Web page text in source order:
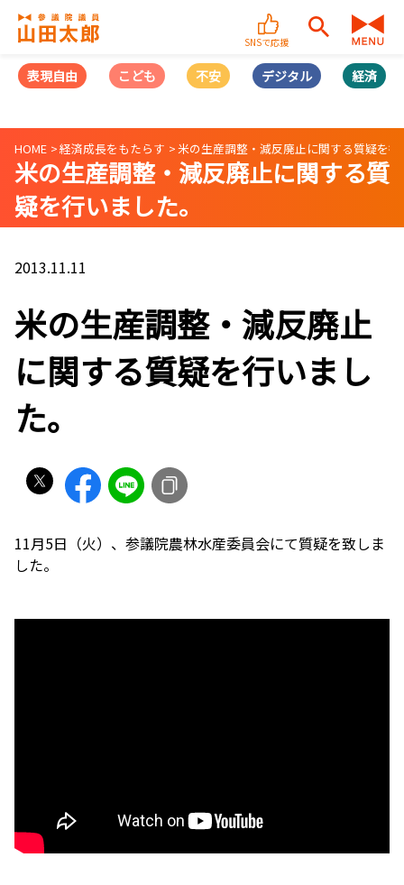
SNSで応援
表現自由 こども 不安 デジタル 経済
HOME 経済成長をもたらす 米の生産調整・減反廃止に関する質疑を
米の生産調整・減反廃止に関する質
疑を行いました。
2013.11.11
米の生産調整・減反廃止
に関する質疑を行いまし
た。
11月5日（火）、参議院農林水産委員会にて質疑を致しま
した。